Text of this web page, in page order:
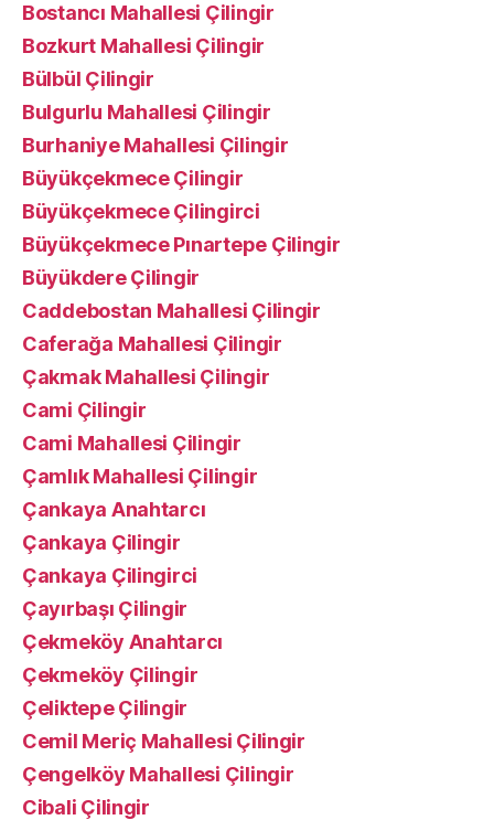
Bostancı Mahallesi Çilingir
Bozkurt Mahallesi Çilingir
Bülbül Çilingir
Bulgurlu Mahallesi Çilingir
Burhaniye Mahallesi Çilingir
Büyükçekmece Çilingir
Büyükçekmece Çilingirci
Büyükçekmece Pınartepe Çilingir
Büyükdere Çilingir
Caddebostan Mahallesi Çilingir
Caferağa Mahallesi Çilingir
Çakmak Mahallesi Çilingir
Cami Çilingir
Cami Mahallesi Çilingir
Çamlık Mahallesi Çilingir
Çankaya Anahtarcı
Çankaya Çilingir
Çankaya Çilingirci
Çayırbaşı Çilingir
Çekmeköy Anahtarcı
Çekmeköy Çilingir
Çeliktepe Çilingir
Cemil Meriç Mahallesi Çilingir
Çengelköy Mahallesi Çilingir
Cibali Çilingir